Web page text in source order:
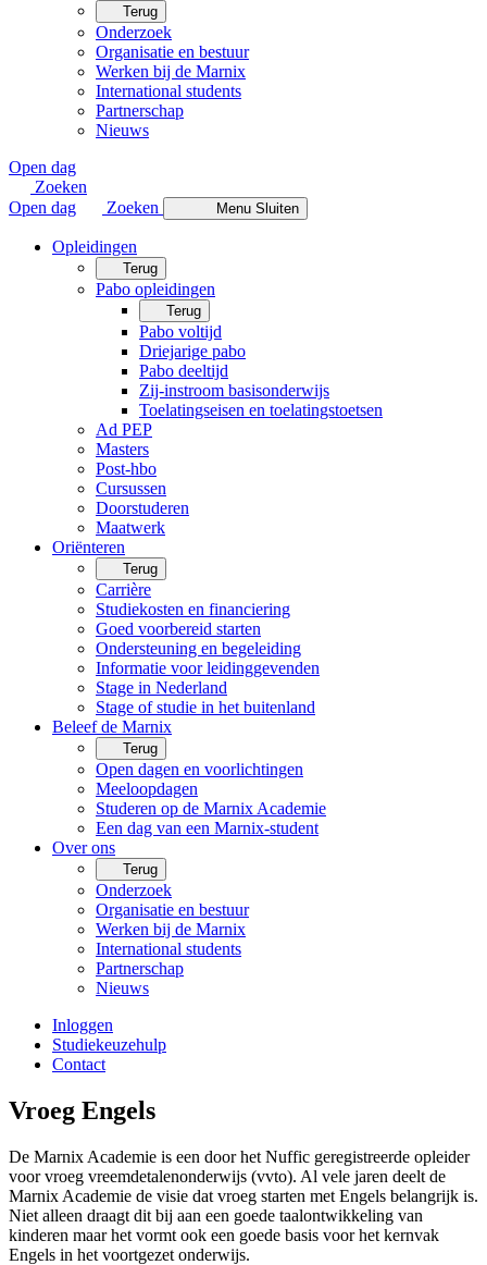
Terug
Onderzoek
Organisatie en bestuur
Werken bij de Marnix
International students
Partnerschap
Nieuws
Open dag
Zoeken
Open dag
Zoeken Menu Sluiten
Opleidingen
Terug
Pabo opleidingen
Terug
Pabo voltijd
Driejarige pabo
Pabo deeltijd
Zij-instroom basisonderwijs
Toelatingseisen en toelatingstoetsen
Ad PEP
Masters
Post-hbo
Cursussen
Doorstuderen
Maatwerk
Oriënteren
Terug
Carrière
Studiekosten en financiering
Goed voorbereid starten
Ondersteuning en begeleiding
Informatie voor leidinggevenden
Stage in Nederland
Stage of studie in het buitenland
Beleef de Marnix
Terug
Open dagen en voorlichtingen
Meeloopdagen
Studeren op de Marnix Academie
Een dag van een Marnix-student
Over ons
Terug
Onderzoek
Organisatie en bestuur
Werken bij de Marnix
International students
Partnerschap
Nieuws
Inloggen
Studiekeuzehulp
Contact
Vroeg Engels
De Marnix Academie is een door het Nuffic geregistreerde opleider
voor vroeg vreemdetalenonderwijs (vvto). Al vele jaren deelt de
Marnix Academie de visie dat vroeg starten met Engels belangrijk is.
Niet alleen draagt dit bij aan een goede taalontwikkeling van
kinderen maar het vormt ook een goede basis voor het kernvak
Engels in het voortgezet onderwijs.